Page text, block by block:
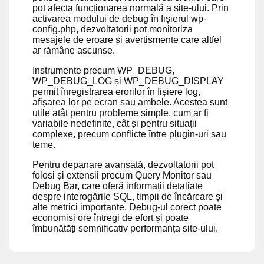
pot afecta funcționarea normală a site-ului. Prin
activarea modului de debug în fișierul wp-
config.php, dezvoltatorii pot monitoriza
mesajele de eroare și avertismente care altfel
ar rămâne ascunse.
Instrumente precum WP_DEBUG,
WP_DEBUG_LOG și WP_DEBUG_DISPLAY
permit înregistrarea erorilor în fișiere log,
afișarea lor pe ecran sau ambele. Acestea sunt
utile atât pentru probleme simple, cum ar fi
variabile nedefinite, cât și pentru situații
complexe, precum conflicte între plugin-uri sau
teme.
Pentru depanare avansată, dezvoltatorii pot
folosi și extensii precum Query Monitor sau
Debug Bar, care oferă informații detaliate
despre interogările SQL, timpii de încărcare și
alte metrici importante. Debug-ul corect poate
economisi ore întregi de efort și poate
îmbunătăți semnificativ performanța site-ului.